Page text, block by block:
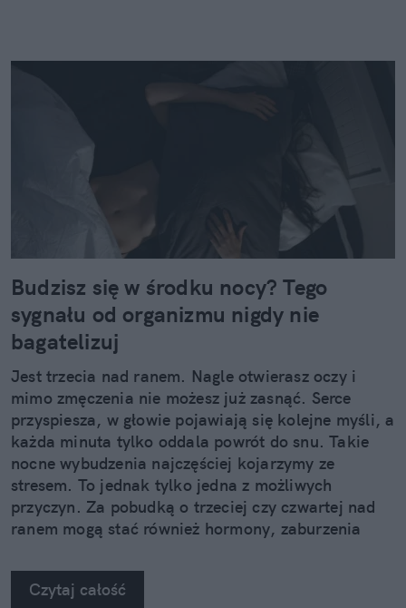
Budzisz się w środku nocy? Tego
sygnału od organizmu nigdy nie
bagatelizuj
Jest trzecia nad ranem. Nagle otwierasz oczy i
mimo zmęczenia nie możesz już zasnąć. Serce
przyspiesza, w głowie pojawiają się kolejne myśli, a
każda minuta tylko oddala powrót do snu. Takie
nocne wybudzenia najczęściej kojarzymy ze
stresem. To jednak tylko jedna z możliwych
przyczyn. Za pobudką o trzeciej czy czwartej nad
ranem mogą stać również hormony, zaburzenia
dobowy.
Czytaj całość